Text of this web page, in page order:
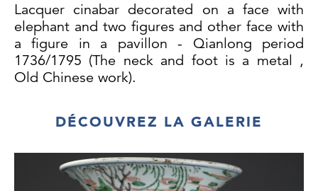
Lacquer cinabar decorated on a face with
elephant and two figures and other face with
a figure in a pavillon - Qianlong period
1736/1795 (The neck and foot is a metal ,
Old Chinese work).
DÉCOUVREZ LA GALERIE